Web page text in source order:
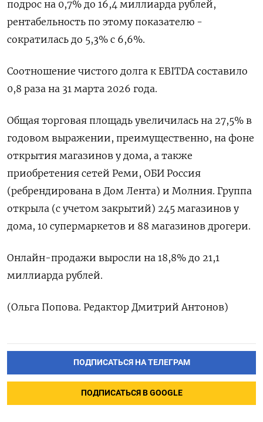
подрос на ​0,7% до 16,4 миллиарда рублей,
рентабельность ‌по этому показателю -
сократилась до 5,3% с 6,6%.
Соотношение чистого долга к ​EBITDA ​составило
0,8 ‌раза на 31 марта 2026 года.
Общая ​торговая площадь увеличилась на 27,5% в
годовом выражении, преимущественно, на фоне
открытия магазинов у дома, а также
приобретения сетей Реми, ОБИ Россия
(ребрендирована в Дом Лента) ​и Молния. ⁠Группа
открыла (с учетом закрытий) 245 магазинов у
дома, ‌10 супермаркетов и 88 ‌магазинов дрогери.
Онлайн-продажи выросли на 18,8% до ​21,1
миллиарда рублей.
(Ольга Попова. ‌Редактор Дмитрий Антонов)
ПОДПИСАТЬСЯ НА ТЕЛЕГРАМ
ПОДПИСАТЬСЯ В GOOGLE